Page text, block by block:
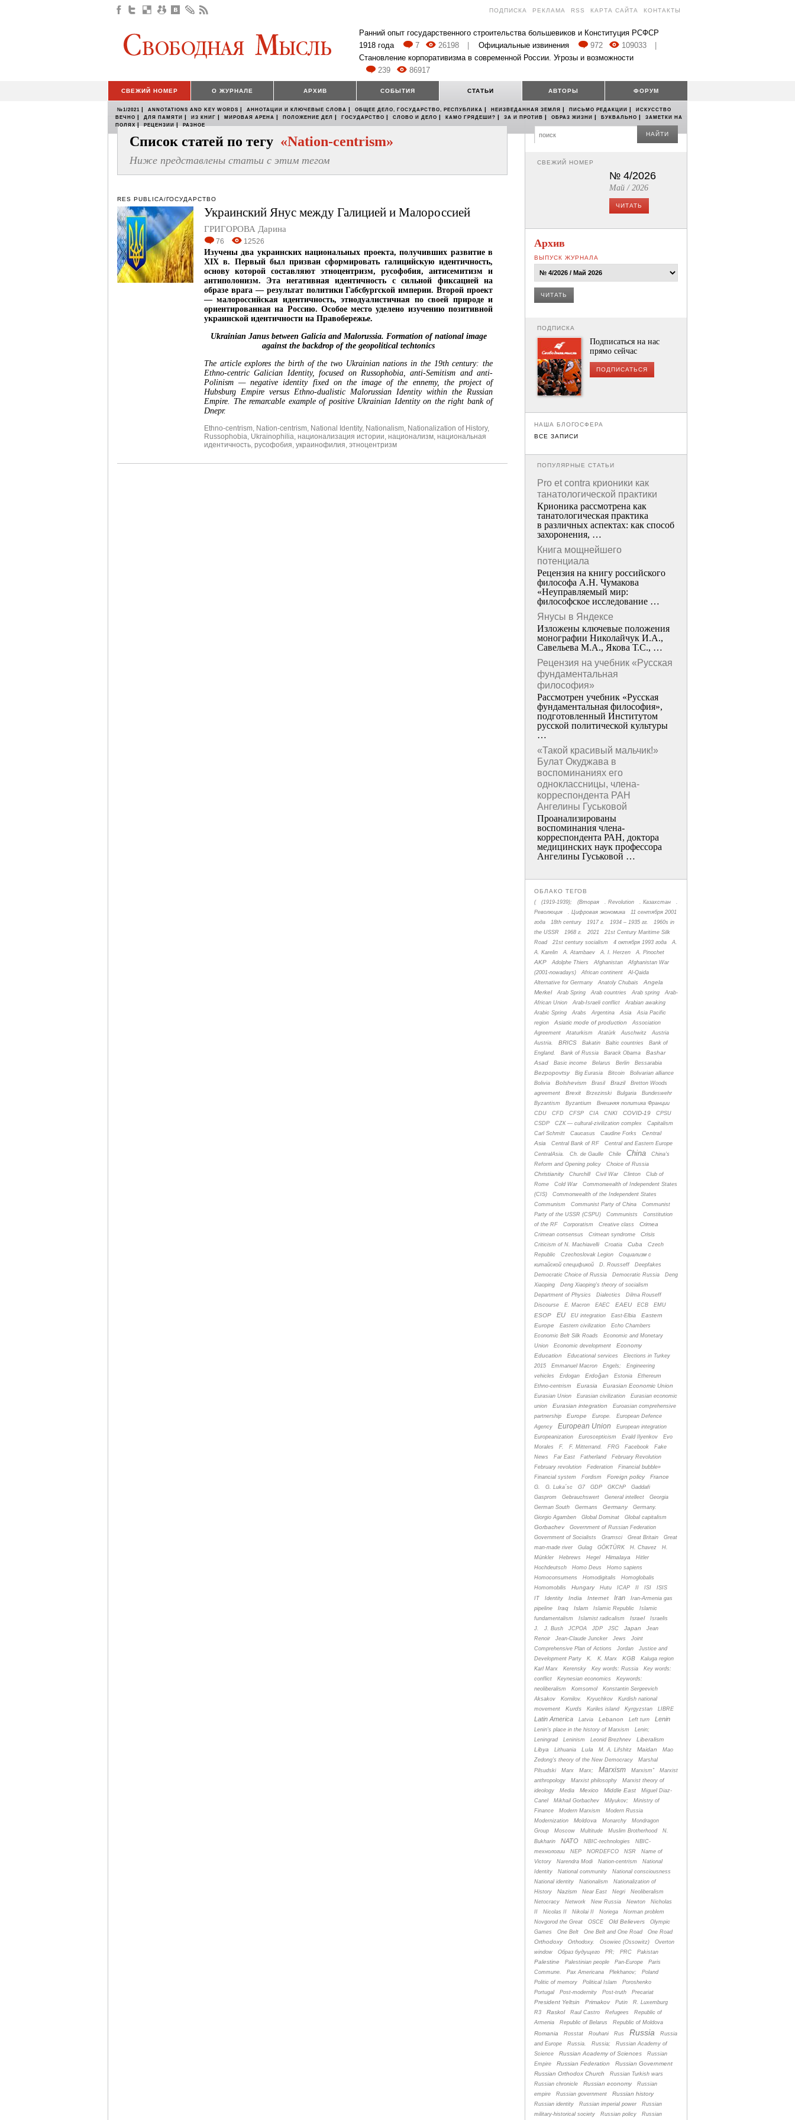
ПОДПИСКА РЕКЛАМА RSS КАРТА САЙТА КОНТАКТЫ
Ранний опыт государственного строительства большевиков и Конституция РСФСР
1918 года
7 26198 Официальные извинения 972 109033
Становление корпоративизма в современной России. Угрозы и возможности
239
86917
СВЕЖИЙ НОМЕР О ЖУРНАЛЕ АРХИВ СОБЫТИЯ СТАТЬИ АВТОРЫ ФОРУМ
№1/2021 | ANNOTATIONS AND KEY WORDS | АННОТАЦИИ И КЛЮЧЕВЫЕ СЛОВА | ОБЩЕЕ ДЕЛО, ГОСУДАРСТВО, РЕСПУБЛИКА | НЕИЗВЕДАННАЯ ЗЕМЛЯ | ПИСЬМО РЕДАКЦИИ |
ИСКУССТВО
ВЕЧНО | ДЛЯ ПАМЯТИ | ИЗ КНИГ | МИРОВАЯ АРЕНА | ПОЛОЖЕНИЕ ДЕЛ | ГОСУДАРСТВО | СЛОВО И ДЕЛО | КАМО ГРЯДЕШИ? | ЗА И ПРОТИВ | ОБРАЗ ЖИЗНИ | БУКВАЛЬНО |
ЗАМЕТКИ НА
ПОЛЯХ | РЕЦЕНЗИИ | РАЗНОЕ
Список статей по тегу «Nation-centrism»
Ниже представлены статьи с этим тегом
RES PUBLICA/ГОСУДАРСТВО
Украинский Янус между Галицией и Малороссией
ГРИГОРОВА Дарина
76 12526
Изучены два украинских национальных проекта, получивших развитие в
XIX в. Первый был призван сформировать галицийскую идентичность,
основу которой составляют этноцентризм, русофобия, антисемитизм и
антиполонизм. Эта негативная идентичность с сильной фиксацией на
образе врага — результат политики Габсбургской империи. Второй проект
— малороссийская идентичность, этнодуалистичная по своей природе и
ориентированная на Россию. Особое место уделено изучению позитивной
украинской идентичности на Правобережье.
Ukrainian Janus between Galicia and Malorussia. Formation of national image
against the backdrop of the geopolitical techtonics
The article explores the birth of the two Ukrainian nations in the 19th century: the
Ethno-centric Galician Identity, focused on Russophobia, anti-Semitism and anti-
Polinism — negative identity fixed on the image of the ennemy, the project of
Hubsburg Empire versus Ethno-dualistic Malorussian Identity within the Russian
Empire. The remarcable example of positive Ukrainian Identity on the right bank of
Dnepr.
Ethno-centrism, Nation-centrism, National Identity, Nationalism, Nationalization of History,
Russophobia, Ukrainophilia, национализация истории, национализм, национальная
идентичность, русофобия, украинофилия, этноцентризм
НАЙТИ
СВЕЖИЙ НОМЕР
№ 4/2026
Май / 2026
ЧИТАТЬ
Архив
ВЫПУСК ЖУРНАЛА
ЧИТАТЬ
ПОДПИСКА
Подписаться на нас
прямо сейчас
ПОДПИСАТЬСЯ
НАША БЛОГОСФЕРА
ВСЕ ЗАПИСИ
ПОПУЛЯРНЫЕ СТАТЬИ
Pro et contra крионики как
танатологической практики
Крионика рассмотрена как
танатологическая практика
в различных аспектах: как способ
захоронения, …
Книга мощнейшего
потенциала
Рецензия на книгу российского
философа А.Н. Чумакова
«Неуправляемый мир:
философское исследование …
Янусы в Яндексе
Изложены ключевые положения
монографии Николайчук И.А.,
Савельева М.А., Якова Т.С., …
Рецензия на учебник «Русская
фундаментальная
философия»
Рассмотрен учебник «Русская
фундаментальная философия»,
подготовленный Институтом
русской политической культуры
…
«Такой красивый мальчик!»
Булат Окуджава в
воспоминаниях его
одноклассницы, члена-
корреспондента РАН
Ангелины Гуськовой
Проанализированы
воспоминания члена­
корреспондента РАН, доктора
медицинских наук профессора
Ангелины Гуськовой …
ОБЛАКО ТЕГОВ
( (1919-1939); (Вторая . Revolution . Казахстан
.
Революция
. Цифровая экономика
11 сентября 2001
года
18th century 1917 г. 1934 – 1935 гг.
1960s in
the USSR
1968 г. 2021
21st Century Maritime Silk
Road
21st century socialism 4 октября 1993 года
A.
A. Karelin
A. Atambaev A. I. Herzen A. Pinochet
AKP Adolphe Thiers Afghanistan
Afghanistan War
(2001-nowadays)
African continent
Al-Qaida
Alternative for Germany
Anatoly Chubais
Angela
Merkel
Arab Spring Arab countries Arab spring
Arab-
African Union
Arab-Israeli conflict
Arabian awaking
Arabic Spring
Arabs Argentina Asia
Asia Pacific
region
Asiatic mode of production
Association
Agreement
Ataturkism Atatürk Auschwitz
Austria
Austria.
BRICS Bakatin Baltic countries
Bank of
England.
Bank of Russia Barack Obama
Bashar
Asad
Basic income Belarus Berlin Bessarabia
Bezpopovtsy Big Eurasia Bitcoin
Bolivarian alliance
Bolivia
Bolshevism Brasil Brazil
Bretton Woods
agreement
Brexit Brzezinski Bulgaria
Bundeswehr
Byzantism
Byzantium
Bнешняя политика Франции
CDU
CFD CFSP CIA CNKI COVID-19
CPSU
CSDP
CZК — cultural-zivilization complex
Capitalism
Carl Schmitt
Caucasus Caudine Forks
Central
Asia
Central Bank of RF
Central and Eastern Europe
CentralAsia.
Ch. de Gaulle Chile China
China's
Reform and Opening policy
Choice of Russia
Christianity Churchill Civil War Clinton
Club of
Rome
Cold War
Commonwealth of Independent States
(CIS)
Commonwealth of the Independent States
Communism
Communist Party of China
Communist
Party of the USSR (CSPU)
Communists
Constitution
of the RF
Corporatism Creative class Crimea
Crimean consensus Crimean syndrome Crisis
Criticism of N. Machiavelli Croatia Cuba
Czech
Republic
Czechoslovak Legion
Cоциализм с
китайской спецификой
D. Rousseff
Deepfakes
Democratic Choice of Russia
Democratic Russia
Deng
Xiaoping
Deng Xiaoping's theory of socialism
Department of Physics
Dialectics
Dilma Rouseff
Discourse
E. Macron EAEC EAEU ECB EMU
ESOP EU EU integration East-Elbia
Eastern
Europe
Eastern civilization
Echo Chambers
Economic Belt Silk Roads
Economic and Monetary
Union
Economic development
Economy
Education
Educational services
Elections in Turkey
2015
Emmanuel Macron Engels;
Engineering
vehicles
Erdogan Erdoğan Estonia
Ethereum
Ethno-centrism
Eurasia Eurasian Economic Union
Eurasian Union Eurasian civilization
Eurasian economic
union
Eurasian integration
Euroasian comprehensive
partnership
Europe Europe.
European Defence
Agency
European Union
European integration
Europeanization
Euroscepticism Evald Ilyenkov
Evo
Morales
F. F. Mitterrand. FRG Facebook
Fake
News
Far East Fatherland
February Revolution
February revolution
Federation
Financial bubble»
Financial system
Fordism Foreign policy France
G. G. Luka´sc G7 GDP GKChP
Gaddafi
Gasprom
Gebrauchswert General intellect
Georgia
German South
Germans Germany
Germany.
Giorgio Agamben
Global Dominat Global capitalism
Gorbachev
Government of Russian Federation
Government of Socialists
Gramsci Great Britain
Great
man-made river
Gulag GÖKTÜRK H. Chavez
H.
Münkler
Hebrews Hegel Himalaya
Hitler
Hochdeutsch
Homo Deus
Homo sapiens
Homoconsumens
Homodigitalis
Homoglobalis
Homomobilis
Hungary Hutu ICAP II ISI
ISIS
IT
Identity India Internet Iran
Iran-Armenia gas
pipeline
Iraq Islam Islamic Republic
Islamic
fundamentalism
Islamist radicalism Israel
Israelis
J.
J. Bush JCPOA JDP JSC Japan
Jean
Renoir
Jean-Claude Juncker Jews
Joint
Comprehensive Plan of Actions
Jordan
Justice and
Development Party
K. K. Marx KGB
Kaluga region
Karl Marx
Kerensky Key words: Russia
Key words:
conflict
Keynesian economics
Keywords:
neoliberalism
Komsomol
Konstantin Sergeevich
Aksakov
Kornilov. Kryuchkov
Kurdish national
movement
Kurds Kuriles island Kyrgyzstan LIBRE
Latin America Latvia Lebanon Left turn Lenin
Lenin's place in the history of Marxism
Lenin;
Leningrad
Leninism Leonid Brezhnev
Liberalism
Libya
Lithuania Lula M. A. Lifshitz Maidan
Mao
Zedong's theory of the New Democracy
Marshal
Pilsudski
Marx Marx; Marxism Marxism”
Marxist
anthropology
Marxist philosophy
Marxist theory of
ideology
Media Mexico Middle East
Miguel Diaz-
Canel
Mikhail Gorbachev Milyukov;
Ministry of
Finance
Modern Marxism
Modern Russia
Modernization
Moldova Monarchy
Mondragon
Group
Moscow Multitude Muslim Brotherhood
N.
Bukharin
NATO NBIC-technologies
NBIC-
технологии
NEP NORDEFCO NSR
Name of
Victory
Narendra Modi Nation-centrism
National
Identity
National community
National consciousness
National identity
Nationalism
Nationalization of
History
Nazism Near East Negri
Neoliberalism
Netocracy
Network New Russia Newton
Nicholas
II
Nicolas II Nikolai II Noriega
Norman problem
Novgorod the Great
OSCE Old Believers
Olympic
Games
One Belt One Belt and One Road One Road
Orthodoxy Orthodoxy. Osowiec (Ossowitz)
Overton
window
Oбраз будущего PR; PRC Pakistan
Palestine Palestinian people Pan-Europe
Paris
Commune.
Pax Americana Plekhanov;
Poland
Politic of memory
Political Islam
Poroshenko
Portugal
Post-modernity Post-truth Precariat
President Yeltsin Primakov Putin
R. Luxemburg
R3
Raskol Raul Castro Refugees
Republic of
Armenia
Republic of Belarus Republic of Moldova
Romania Rosstat Rouhani Rus Russia
Russia
and Europe
Russia. Russia;
Russian Academy of
Science
Russian Academy of Sciences
Russian
Empire
Russian Federation
Russian Government
Russian Orthodox Church
Russian Turkish wars
Russian chronicle
Russian economy
Russian
empire
Russian government Russian history
Russian identity Russian imperial power
Russian
military-historical society
Russian policy Russian